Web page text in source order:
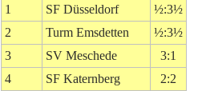
1
SF Düsseldorf
½:3½
2
Turm Emsdetten
½:3½
3
SV Meschede
3:1
4
SF Katernberg
2:2